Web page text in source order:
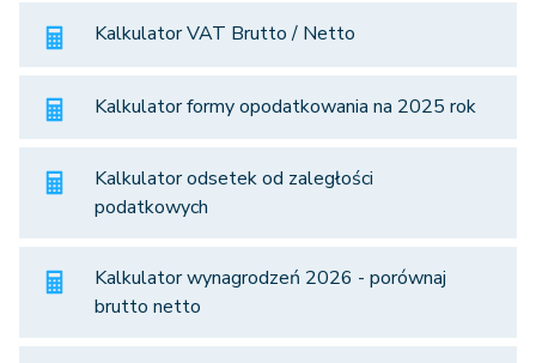
Kalkulator VAT Brutto / Netto
Kalkulator formy opodatkowania na 2025 rok
Kalkulator odsetek od zaległości
podatkowych
Kalkulator wynagrodzeń 2026 - porównaj
brutto netto